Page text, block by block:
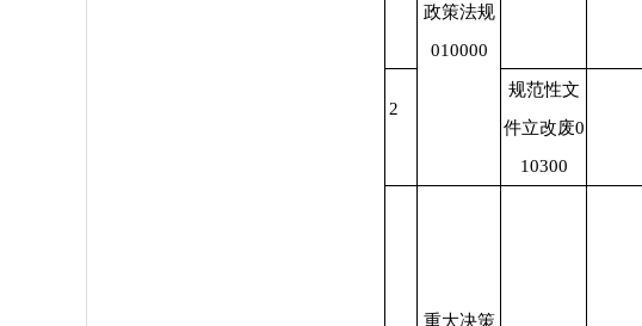
政策法规
010000
2
规范性文
件立改废0
10300
重大决策